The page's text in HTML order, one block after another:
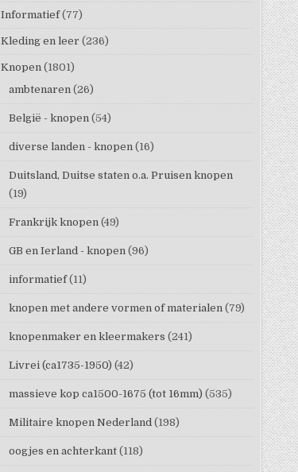
Informatief (77)
Kleding en leer (236)
Knopen (1801)
ambtenaren (26)
België - knopen (54)
diverse landen - knopen (16)
Duitsland, Duitse staten o.a. Pruisen knopen
(19)
Frankrijk knopen (49)
GB en Ierland - knopen (96)
informatief (11)
knopen met andere vormen of materialen (79)
knopenmaker en kleermakers (241)
Livrei (ca1735-1950) (42)
massieve kop ca1500-1675 (tot 16mm) (535)
Militaire knopen Nederland (198)
oogjes en achterkant (118)